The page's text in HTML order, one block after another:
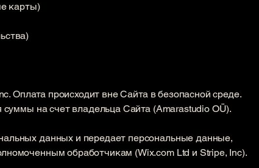
карты)
Оплата происходит вне Сайта в безопасной среде.
суммы на счет владельца Сайта (Amarastudio OÜ).
данных и передает персональные данные,
обработчикам (Wix.com Ltd и Stripe, Inc).